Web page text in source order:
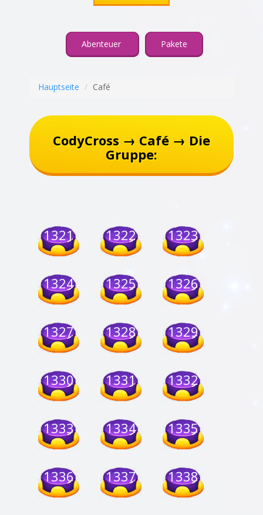
Abenteuer Pakete
Hauptseite Café
CodyCross → Café → Die
Gruppe:
1321 1322 1323
1324 1325 1326
1327 1328 1329
1330 1331 1332
1333 1334 1335
1336 1337 1338